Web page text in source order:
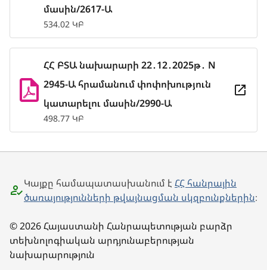
մասին/2617-Ա
534.02 ԿԲ
ՀՀ ԲՏԱ նախարարի 22․12․2025թ․ N
2945-Ա հրամանում փոփոխություն
կատարելու մասին/2990-Ա
498.77 ԿԲ
Կայքը համապատասխանում է ՀՀ հանրային
ծառայությունների թվայնացման սկզբունքներին։
© 2026 Հայաստանի Հանրապետության բարձր
տեխնոլոգիական արդյունաբերության
նախարարություն